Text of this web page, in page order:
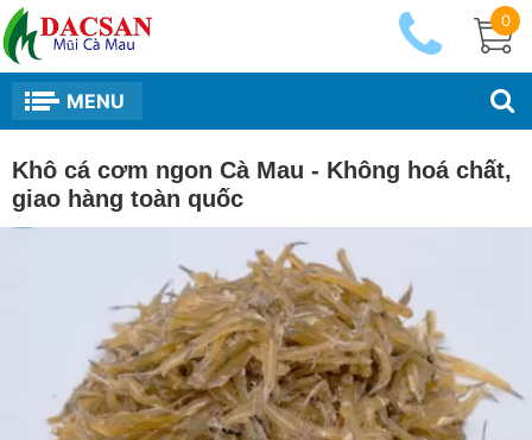
0
MENU
Khô cá cơm ngon Cà Mau - Không hoá chất,
giao hàng toàn quốc